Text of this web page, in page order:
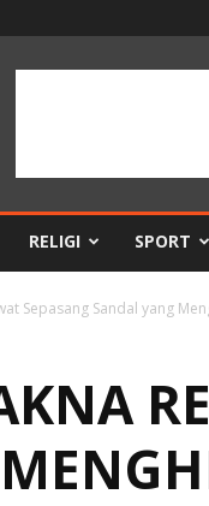
RELIGI SPORT
Sepasang Sandal yang